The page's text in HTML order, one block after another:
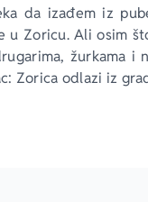
da izađem iz
u Zoricu. Ali osim
žurkama i
Zorica odlazi iz